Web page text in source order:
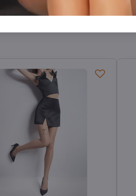
LinkedInWhatsApp